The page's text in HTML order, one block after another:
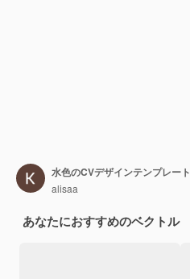
水色のCVデザインテンプレート
alisaa
あなたにおすすめのベクトル